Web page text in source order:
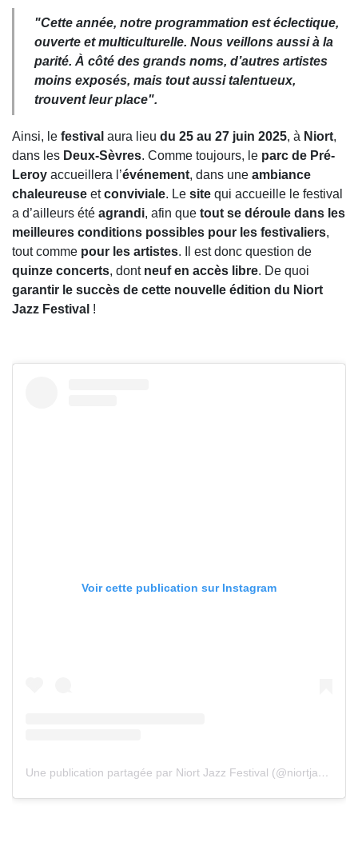
"Cette année, notre programmation est éclectique,
ouverte et multiculturelle. Nous veillons aussi à la
parité. À côté des grands noms, d’autres artistes
moins exposés, mais tout aussi talentueux,
trouvent leur place".
Ainsi, le festival aura lieu du 25 au 27 juin 2025, à Niort,
dans les Deux-Sèvres. Comme toujours, le parc de Pré-
Leroy accueillera l’événement, dans une ambiance
chaleureuse etconviviale. Le site qui accueille le festival
a d’ailleurs été agrandi, afin que tout se déroule dans les
meilleures conditions possibles pour les festivaliers,
tout comme pour les artistes. Il est donc question de
quinze concerts, dont neuf en accès libre. De quoi
garantir le succès de cette nouvelle édition du Niort
Jazz Festival !
Voir cette publication sur Instagram
Une publication partagée par Niort Jazz Festival (@niortjazzfestival)